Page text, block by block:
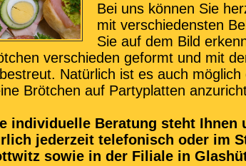
Bei uns können Sie
mit verschiedensten
Sie auf dem Bild
verschieden geformt und mit
Natürlich ist es auch
Brötchen auf Partyplatten
individuelle Beratung steht Ihnen
jederzeit telefonisch oder im
sowie in der Filiale in